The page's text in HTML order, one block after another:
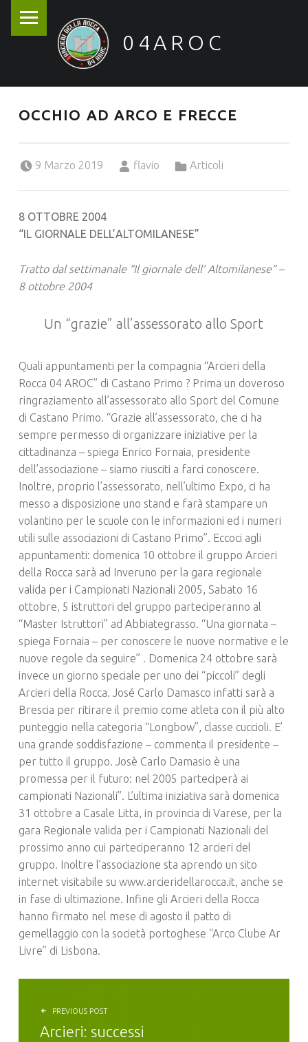
04AROC
OCCHIO AD ARCO E FRECCE
9 Marzo 2019
flavio
Articoli
8 OTTOBRE 2004
“IL GIORNALE DELL’ALTOMILANESE”
Tratto dal settimanale “Il giornale dell’ Altomilanese” –
8 ottobre 2004
Un “grazie” all’assessorato allo Sport
Quali appuntamenti per la compagnia “Arcieri della
Rocca 04 AROC” di Castano Primo ? Prima un doveroso
ringraziamento all’assessorato allo Sport del Comune
di Castano Primo. “Grazie all’assessorato, che ci ha
sempre permesso di organizzare iniziative per la
cittadinanza – spiega Enrico Fornaia, presidente
dell’associazione – siamo riusciti a farci conoscere.
Inoltre, proprio l’assessorato, nell’ultimo Expo, ci ha
messo a disposizione uno stand e farà stampare un
volantino per le scuole con le informazioni ed i numeri
utili sulle associazioni di Castano Primo”. Eccoci agli
appuntamenti: domenica 10 ottobre il gruppo Arcieri
della Rocca sarà ad Inveruno per la gara regionale
valida per i Campionati Nazionali 2005, Sabato 16
ottobre, 5 istruttori del gruppo parteciperanno al
“Master Istruttori” ad Abbiategrasso. “Una giornata –
spiega Fornaia – per conoscere le nuove normative e le
nuove regole da seguire” . Domenica 24 ottobre sarà
invece un giorno speciale per uno dei “piccoli” degli
Arcieri della Rocca. José Carlo Damasco infatti sarà a
Brescia per ritirare il premio come atleta con il più alto
punteggio nella categoria “Longbow”, classe cuccioli. E’
una grande soddisfazione – commenta il presidente –
per tutto il gruppo. Josè Carlo Damasio è una
promessa per il futuro: nel 2005 parteciperà ai
campionati Nazionali”. L’ultima iniziativa sarà domenica
31 ottobre a Casale Litta, in provincia di Varese, per la
gara Regionale valida per i Campionati Nazionali del
prossimo anno cui parteciperanno 12 arcieri del
gruppo. Inoltre l’associazione sta aprendo un sito
internet visitabile su www.arcieridellarocca.it, anche se
in fase di ultimazione. Infine gli Arcieri della Rocca
hanno firmato nel mese di agosto il patto di
gemellaggio con la società portoghese “Arco Clube Ar
Livre” di Lisbona.
NAVIGAZIONE ARTICOLI
PREVIOUS POST
Arcieri: successi